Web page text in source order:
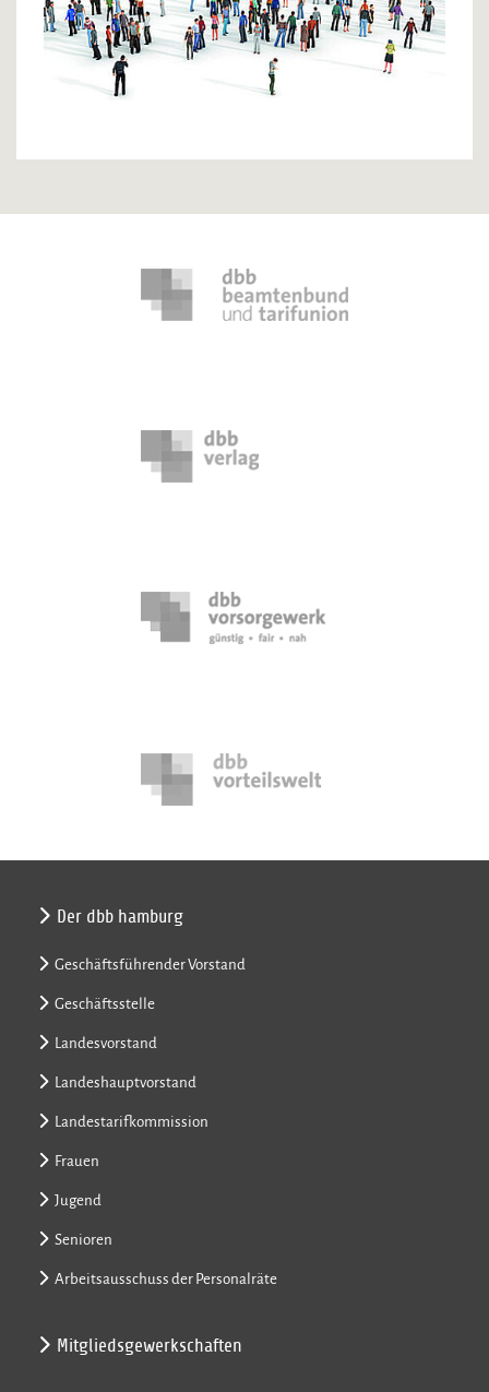
Der dbb hamburg
Geschäftsführender Vorstand
Geschäftsstelle
Landesvorstand
Landeshauptvorstand
Landestarifkommission
Frauen
Jugend
Senioren
Arbeitsausschuss der Personalräte
Mitgliedsgewerkschaften